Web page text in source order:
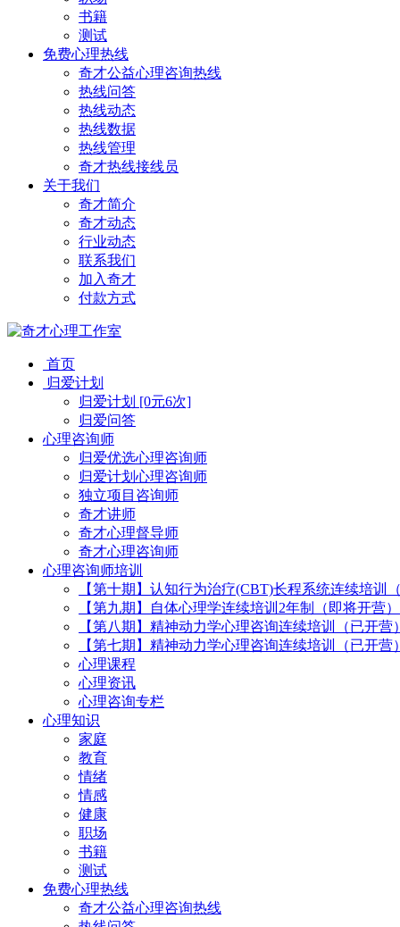
书籍
测试
免费心理热线
奇才公益心理咨询热线
热线问答
热线动态
热线数据
热线管理
奇才热线接线员
关于我们
奇才简介
奇才动态
行业动态
联系我们
加入奇才
付款方式
首页
归爱计划
归爱计划 [0元6次]
归爱问答
心理咨询师
归爱优选心理咨询师
归爱计划心理咨询师
独立项目咨询师
奇才讲师
奇才心理督导师
奇才心理咨询师
心理咨询师培训
【第十期】认知行为治疗(CBT)长程系统连续培训
【第九期】自体心理学连续培训2年制（即将开营）
【第八期】精神动力学心理咨询连续培训（已开营）
【第七期】精神动力学心理咨询连续培训（已开营）
心理课程
心理资讯
心理咨询专栏
心理知识
家庭
教育
情绪
情感
健康
职场
书籍
测试
免费心理热线
奇才公益心理咨询热线